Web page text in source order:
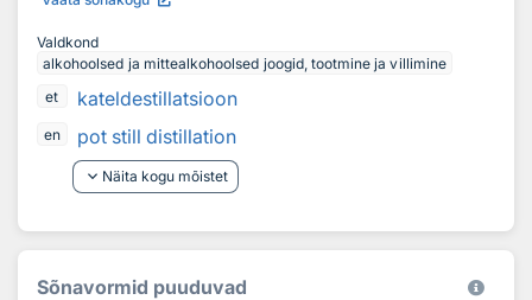
Valdkond
alkohoolsed ja mittealkohoolsed joogid, tootmine ja villimine
et
kateldestillatsioon
en
pot still distillation
keyboard_arrow_down Näita kogu mõistet
Sõnavormid puuduvad